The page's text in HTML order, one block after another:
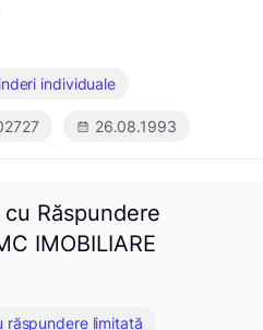
individuale
26.08.1993
Răspundere
IMOBILIARE
răspundere limitată